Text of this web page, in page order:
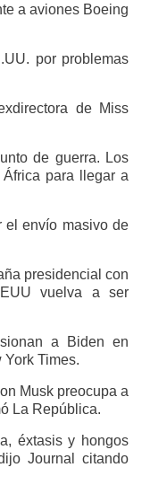
a aviones Boeing
por problemas
de Miss
de guerra. Los
para llegar a
el envío masivo de
presidencial con
vuelva a ser
a Biden en
Times.
Musk preocupa a
La República.
éxtasis y hongos
Journal citando